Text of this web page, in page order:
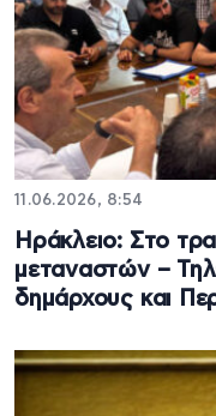
11.06.2026, 8:54
Ηράκλειο: Στο
μεταναστών –
δημάρχους και